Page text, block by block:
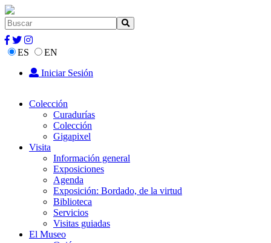
ES
EN
Iniciar Sesión
Colección
Curadurías
Colección
Gigapixel
Visita
Información general
Exposiciones
Agenda
Exposición: Bordado, de la virtud
Biblioteca
Servicios
Visitas guiadas
El Museo